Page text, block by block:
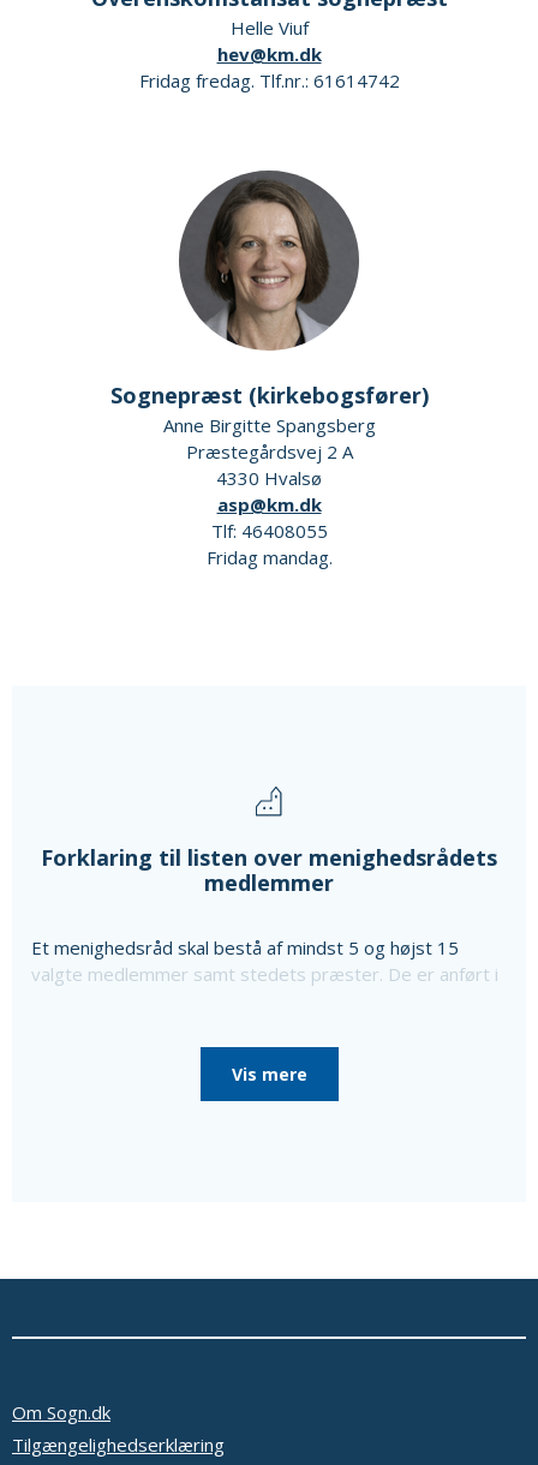
Helle Viuf
hev@km.dk
Fridag fredag. Tlf.nr.: 61614742
Sognepræst (kirkebogsfører)
Anne Birgitte Spangsberg
Præstegårdsvej 2 A
4330 Hvalsø
asp@km.dk
Tlf: 46408055
Fridag mandag.
Forklaring til listen over menighedsrådets
medlemmer
Et menighedsråd skal bestå af mindst 5 og højst 15
valgte medlemmer samt stedets præster. De er anført i
menighedsrådet konstituerede sig, til særlige poster
som bl.a. kirkeværge og regnskabsfører.
Disse personer er i så fald nævnt efter de valgte
Vis mere
Om Sogn.dk
Tilgængelighedserklæring